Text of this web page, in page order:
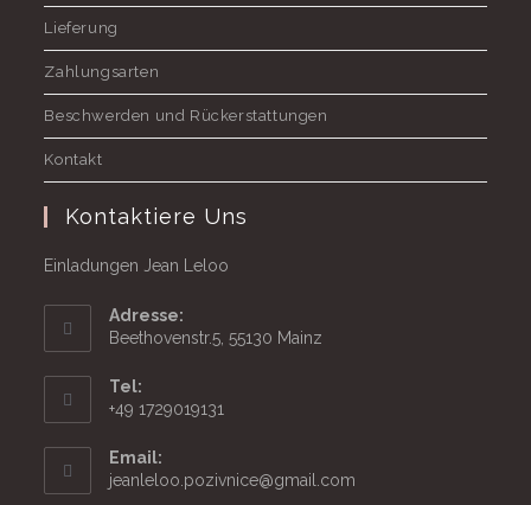
Lieferung
Zahlungsarten
Beschwerden und Rückerstattungen
Kontakt
Kontaktiere Uns
Einladungen Jean Leloo
Adresse:
Beethovenstr.5, 55130 Mainz
Tel:
+49 1729019131
Email:
jeanleloo.pozivnice@gmail.com